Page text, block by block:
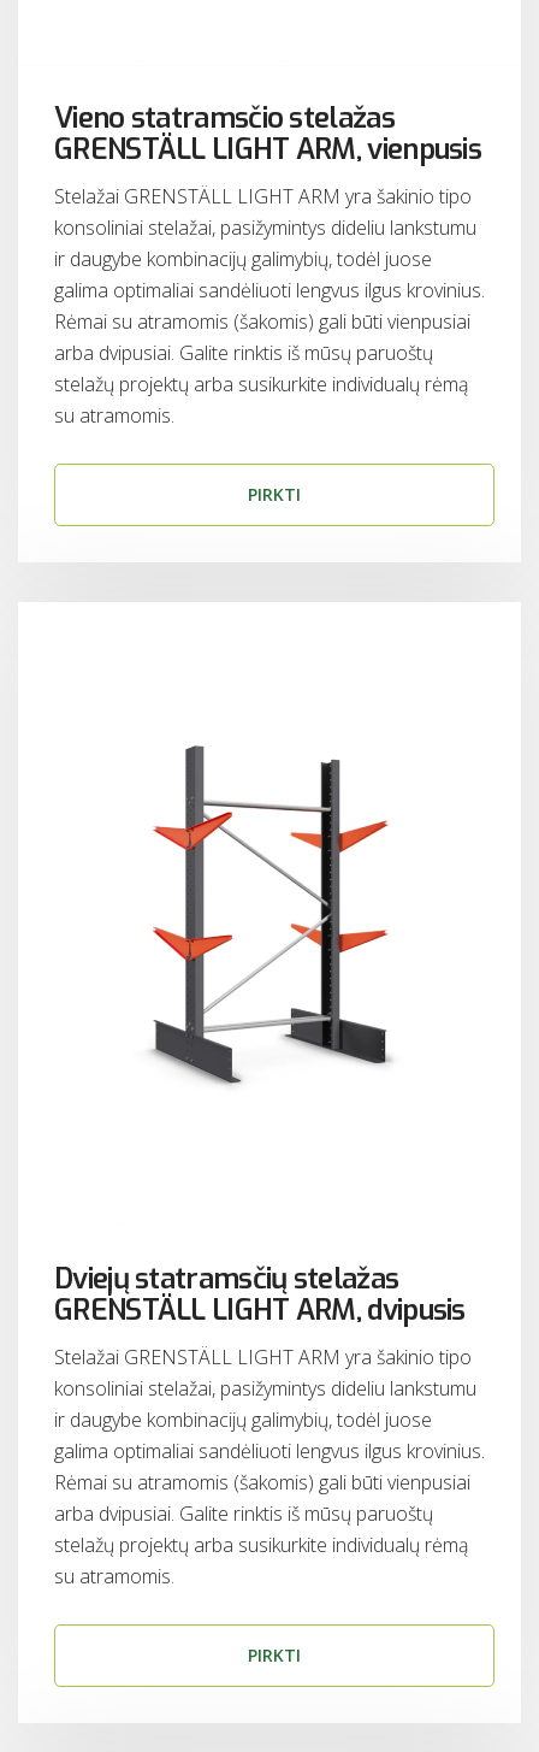
Vieno statramsčio stelažas
GRENSTÄLL LIGHT ARM, vienpusis
Stelažai GRENSTÄLL LIGHT ARM yra šakinio tipo
konsoliniai stelažai, pasižymintys dideliu lankstumu
ir daugybe kombinacijų galimybių, todėl juose
galima optimaliai sandėliuoti lengvus ilgus krovinius.
Rėmai su atramomis (šakomis) gali būti vienpusiai
arba dvipusiai. Galite rinktis iš mūsų paruoštų
stelažų projektų arba susikurkite individualų rėmą
su atramomis.
PIRKTI
Dviejų statramsčių stelažas
GRENSTÄLL LIGHT ARM, dvipusis
Stelažai GRENSTÄLL LIGHT ARM yra šakinio tipo
konsoliniai stelažai, pasižymintys dideliu lankstumu
ir daugybe kombinacijų galimybių, todėl juose
galima optimaliai sandėliuoti lengvus ilgus krovinius.
Rėmai su atramomis (šakomis) gali būti vienpusiai
arba dvipusiai. Galite rinktis iš mūsų paruoštų
stelažų projektų arba susikurkite individualų rėmą
su atramomis.
PIRKTI